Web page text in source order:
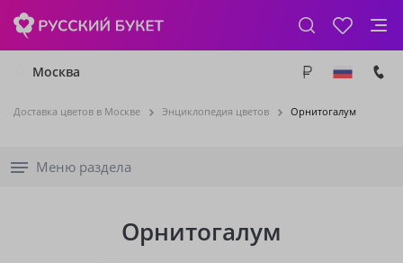
Москва
Доставка цветов в Москве Энциклопедия цветов Орнитогалум
Меню раздела
Орнитогалум